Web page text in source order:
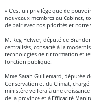
« C’est un privilège que de
nouveaux membres au Cabinet,
de pair avec nos priorités et
M. Reg Helwer, député de
centralisés, consacré à la
technologies de l’information et
fonction publique.
Mme Sarah Guillemard, députée
Conservation et du Climat,
ministère veillera à une
de la province et à Efficacité